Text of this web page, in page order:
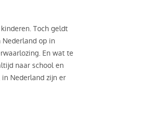
Toch geldt
op in
En wat te
naar school en
Nederland zijn er